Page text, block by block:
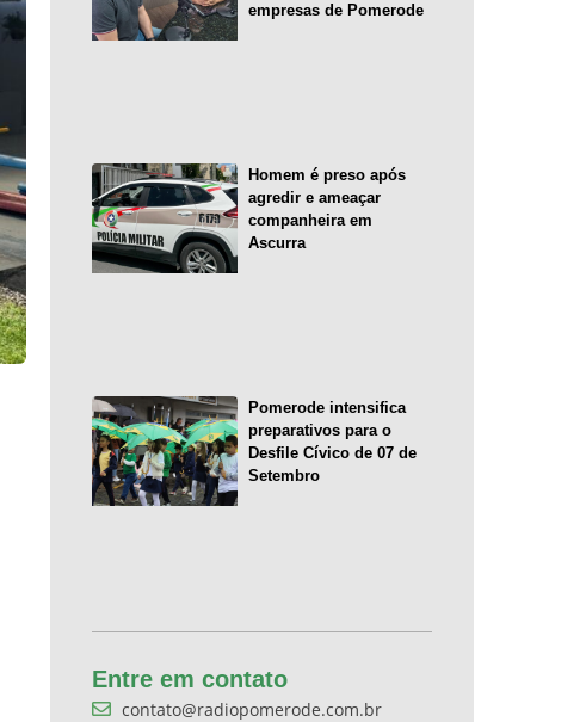
empresas de Pomerode
Homem é preso após
agredir e ameaçar
companheira em
Ascurra
Pomerode intensifica
preparativos para o
Desfile Cívico de 07 de
Setembro
Entre em contato
contato@radiopomerode.com.br